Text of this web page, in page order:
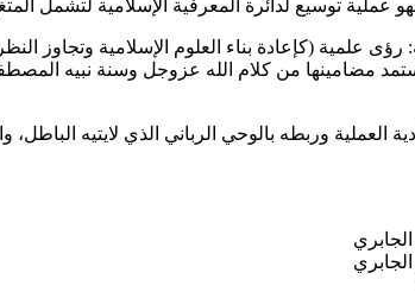
عملية توسيع لدائرة المعرفية الإسلامية لتشمل
علمية (كإعادة بناء العلوم الإسلامية وتجاوز
مضامينها من كلام الله عزوجل وسنة نبيه
وربطه بالوحي الرباني الذي لايتيه الباطل،